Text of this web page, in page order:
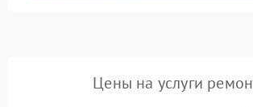
Цены на услуги